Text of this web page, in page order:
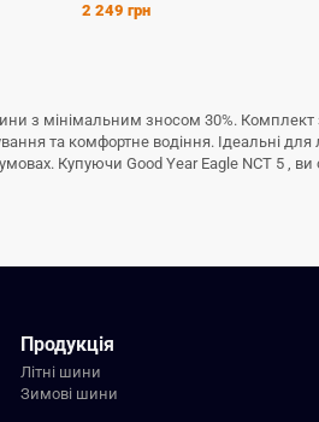
2 249 грн
з мінімальним зносом 30%.
та комфортне водіння. Ідеальні
Купуючи Good Year Eagle NCT 5 , ви
Продукція
Літні шини
Зимові шини